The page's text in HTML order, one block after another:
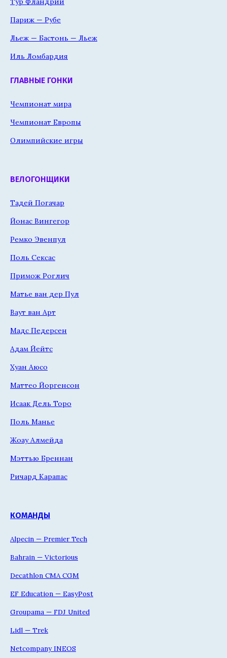
Париж — Рубе
Льеж — Бастонь — Льеж
Иль Ломбардия
ГЛАВНЫЕ ГОНКИ
Чемпионат мира
Чемпионат Европы
Олимпийские игры
ВЕЛОГОНЩИКИ
Тадей Погачар
Йонас Вингегор
Ремко Эвенпул
Поль Сексас
Примож Роглич
Матье ван дер Пул
Ваут ван Арт
Мадс Педерсен
Адам Йейтс
Хуан Аюсо
Маттео Йоргенсон
Исаак Дель Торо
Поль Манье
Жоау Алмейда
Мэттью Бреннан
Ричард Карапас
КОМАНДЫ
Alpecin — Premier Tech
Bahrain — Victorious
Decathlon CMA CGM
EF Education — EasyPost
Groupama — FDJ United
Lidl — Trek
Netcompany INEOS